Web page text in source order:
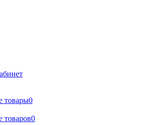
товары0
товаров0